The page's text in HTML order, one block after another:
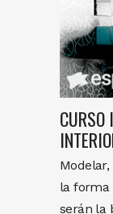
CURSO
la forma
serán la